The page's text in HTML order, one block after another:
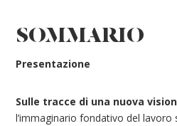
SOMMARIO
Presentazione
Sulle tracce di una nuova
l’immaginario fondativo del lavoro